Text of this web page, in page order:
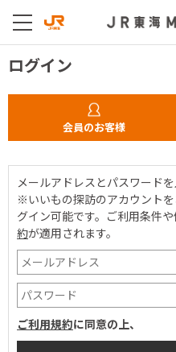
ログイン
会員のお客様
メールアドレスとパスワード
※いいもの探訪のアカウント
グイン可能です。 ご利用条件
約が適用されます。
ご利用規約に同意の上、